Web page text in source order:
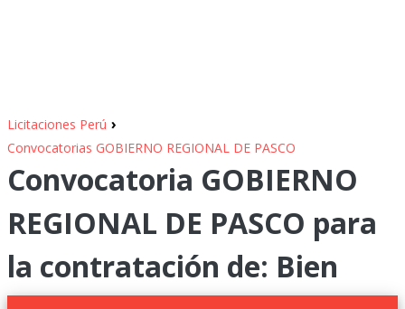
Licitaciones Perú ›
Convocatorias GOBIERNO REGIONAL DE PASCO
Convocatoria GOBIERNO
REGIONAL DE PASCO para
la contratación de: Bien